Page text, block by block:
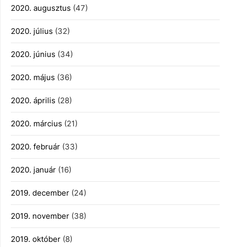
2020. augusztus (47)
2020. július (32)
2020. június (34)
2020. május (36)
2020. április (28)
2020. március (21)
2020. február (33)
2020. január (16)
2019. december (24)
2019. november (38)
2019. október (8)